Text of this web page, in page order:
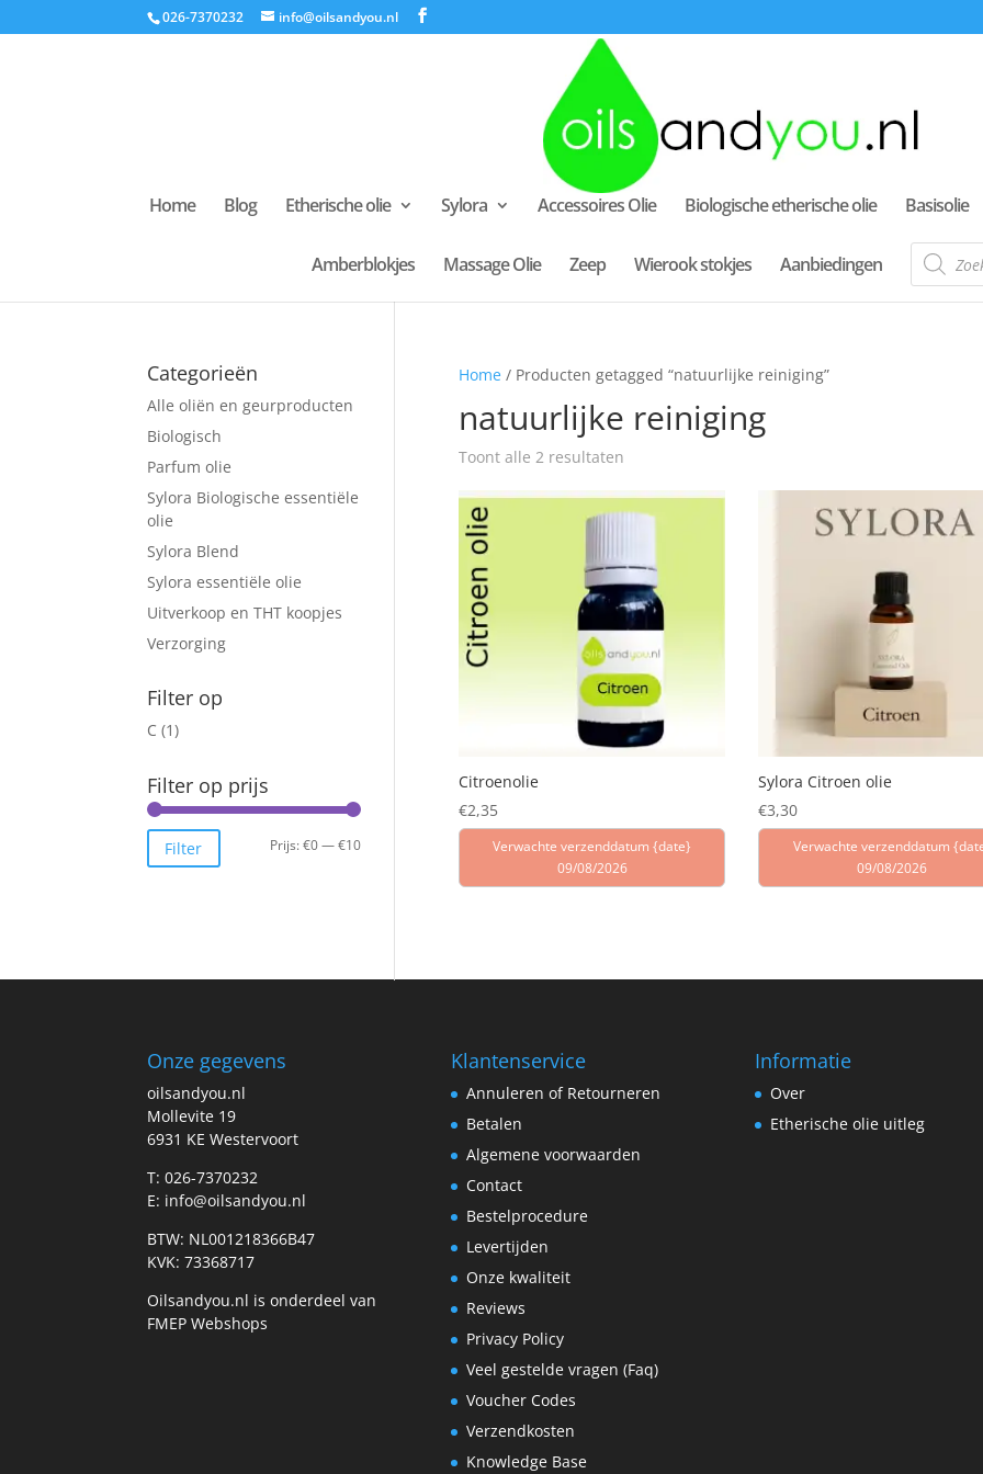
026-7370232 info@oilsandyou.nl
Home Blog Etherische olie Sylora Accessoires Olie Biologische etherische olie Basisolie
Amberblokjes Massage Olie Zeep Wierook stokjes Aanbiedingen zoeken
Home/ Producten getagged “natuurlijke reiniging”
natuurlijke reiniging
Toont alle 2 resultaten
Citroenolie
€2,35
Verwachte verzenddatum {date}
09/08/2026
Sylora Citroen olie
€3,30
Verwachte verzenddatum
09/08/2026
Categorieën
Alle oliën en geurproducten
Biologisch
Parfum olie
Sylora Biologische essentiële
olie
Sylora Blend
Sylora essentiële olie
Uitverkoop en THT koopjes
Verzorging
Filter op
C (1)
Filter op prijs
Min.
Max.
Filter Prijs:€0—€10
Onze gegevens
oilsandyou.nl
Mollevite 19
6931 KE Westervoort
T: 026-7370232
E: info@oilsandyou.nl
BTW: NL001218366B47
KVK: 73368717
Oilsandyou.nl is onderdeel van
FMEP Webshops
Klantenservice
Annuleren of Retourneren
Betalen
Algemene voorwaarden
Contact
Bestelprocedure
Levertijden
Onze kwaliteit
Reviews
Privacy Policy
Veel gestelde vragen (Faq)
Voucher Codes
Verzendkosten
Knowledge Base
Informatie
Over
Etherische olie uitleg